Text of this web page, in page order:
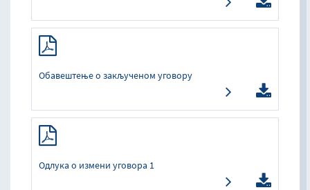
Обавештење о закљученом уговору
Одлука о измени уговора 1